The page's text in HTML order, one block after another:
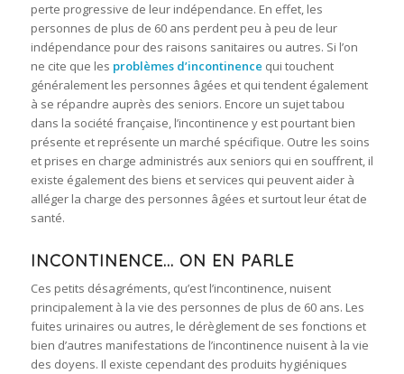
perte progressive de leur indépendance. En effet, les
personnes de plus de 60 ans perdent peu à peu de leur
indépendance pour des raisons sanitaires ou autres. Si l’on
ne cite que les problèmes d’incontinence qui touchent
généralement les personnes âgées et qui tendent également
à se répandre auprès des seniors. Encore un sujet tabou
dans la société française, l’incontinence y est pourtant bien
présente et représente un marché spécifique. Outre les soins
et prises en charge administrés aux seniors qui en souffrent, il
existe également des biens et services qui peuvent aider à
alléger la charge des personnes âgées et surtout leur état de
santé.
INCONTINENCE… ON EN PARLE
Ces petits désagréments, qu’est l’incontinence, nuisent
principalement à la vie des personnes de plus de 60 ans. Les
fuites urinaires ou autres, le dérèglement de ses fonctions et
bien d’autres manifestations de l’incontinence nuisent à la vie
des doyens. Il existe cependant des produits hygiéniques